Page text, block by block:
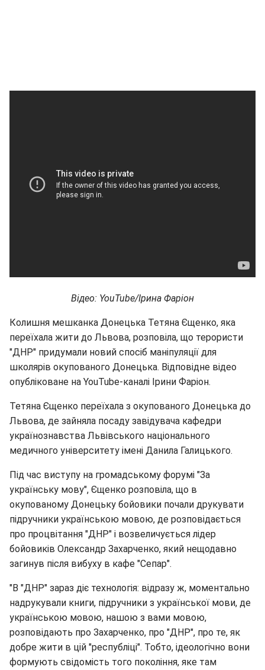
Відео: YouTube/Ірина Фаріон
Колишня мешканка Донецька Тетяна Єщенко, яка
переїхала жити до Львова, розповіла, що терористи
"ДНР" придумали новий спосіб маніпуляції для
школярів окупованого Донецька. Відповідне відео
опубліковане на YouTube-каналі Ірини Фаріон.
Тетяна Єщенко переїхала з окупованого Донецька до
Львова, де зайняла посаду завідувача кафедри
українознавства Львівського національного
медичного університету імені Данила Галицького.
Під час виступу на громадському форумі "За
українську мову", Єщенко розповіла, що в
окупованому Донецьку бойовики почали друкувати
підручники українською мовою, де розповідається
про процвітання "ДНР" і возвеличується лідер
бойовиків Олександр Захарченко, який нещодавно
загинув після вибуху в кафе "Сепар".
"В "ДНР" зараз діє технологія: відразу ж, моментально
надрукували книги, підручники з української мови, де
українською мовою, нашою з вами мовою,
розповідають про Захарченко, про "ДНР", про те, як
добре жити в цій "республіці". Тобто, ідеологічно вони
формують свідомість того покоління, яке там